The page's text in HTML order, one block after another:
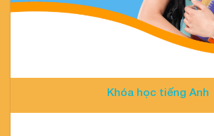
Khóa học tiếng Anh